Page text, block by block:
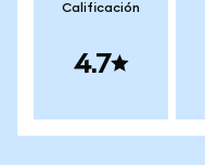
Calificación
4.7